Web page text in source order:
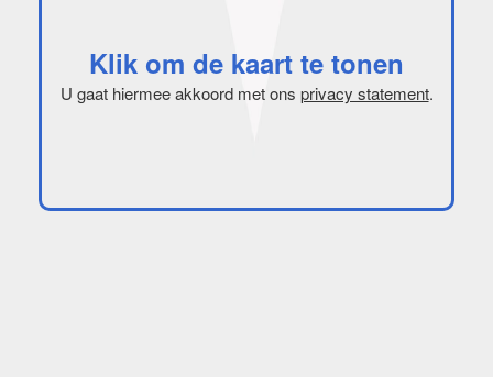
Klik om de kaart te tonen
U gaat hiermee akkoord met ons privacy statement.